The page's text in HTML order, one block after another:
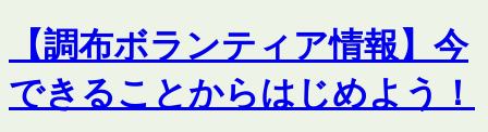
【調布ボランティア情報】今
できることからはじめよう！